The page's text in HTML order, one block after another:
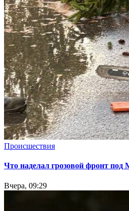
Происшествия
Что наделал грозовой фронт под
Вчера, 09:29